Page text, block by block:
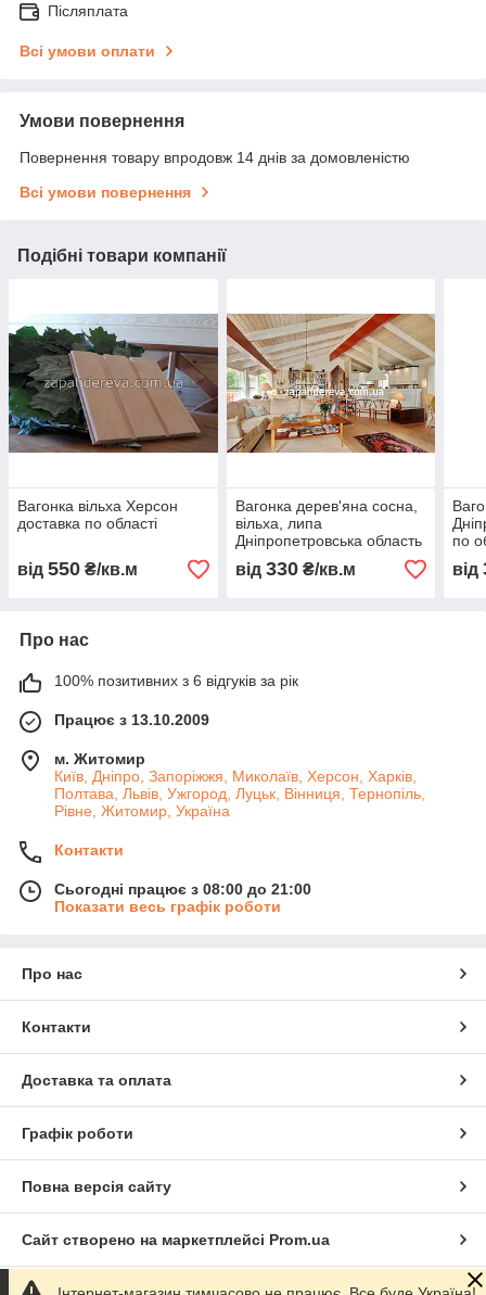
Післяплата
Всі умови оплати
Умови повернення
Повернення товару впродовж 14 днів за домовленістю
Всі умови повернення
Подібні товари компанії
Вагонка вільха Херсон
доставка по області
від 550 ₴/кв.м
Вагонка дерев'яна сосна,
вільха, липа
Дніпропетровська область
від 330₴/кв.м
по
від
Про нас
100% позитивних з 6 відгуків за рік
Працює з 13.10.2009
м. Житомир
Київ, Дніпро, Запоріжжя, Миколаїв, Херсон, Харків,
Полтава, Львів, Ужгород, Луцьк, Вінниця, Тернопіль,
Рівне, Житомир, Україна
Контакти
Сьогодні працює з 08:00 до 21:00
Показати весь графік роботи
Про нас
Контакти
Доставка та оплата
Графік роботи
Повна версія сайту
Сайт створено на маркетплейсі Prom.ua